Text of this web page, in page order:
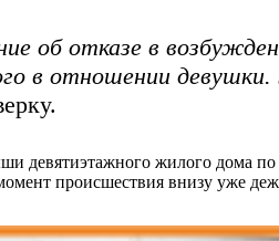
об отказе в
в отношении
девятиэтажного жилого дома по
происшествия внизу уже